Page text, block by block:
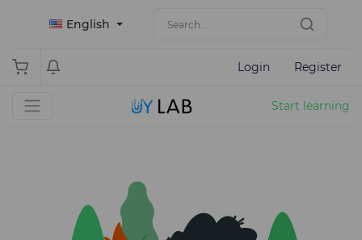
English
Login Register
Start learning